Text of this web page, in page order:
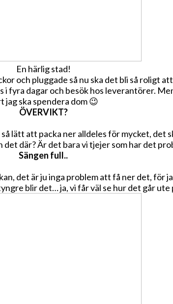
En härlig stad!
och pluggade så nu ska det bli så roligt
fyra dagar och besök hos leverantörer.
jag ska spendera dom 😉
ÖVERVIKT?
lätt att packa ner alldeles för mycket, det
det där? Är det bara vi tjejer som har det
Sängen full..
det är ju inga problem att få ner det, för
blir det… ja, vi får väl se hur det går ute